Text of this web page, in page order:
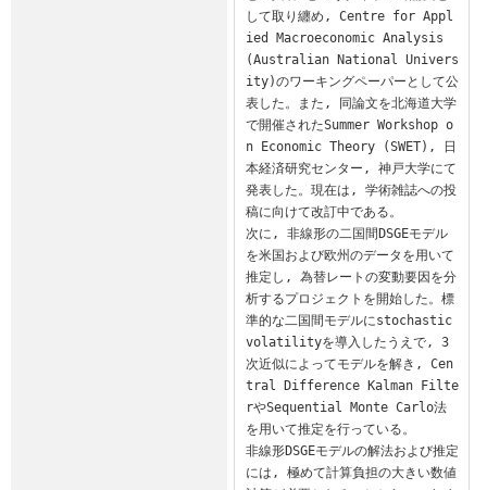
して取り纏め, Centre for Appl
ied Macroeconomic Analysis
(Australian National Univers
ity)のワーキングペーパーとして公
表した。また, 同論文を北海道大学
で開催されたSummer Workshop o
n Economic Theory (SWET), 日
本経済研究センター, 神戸大学にて
発表した。現在は, 学術雑誌への投
稿に向けて改訂中である。
次に, 非線形の二国間DSGEモデル
を米国および欧州のデータを用いて
推定し, 為替レートの変動要因を分
析するプロジェクトを開始した。標
準的な二国間モデルにstochastic
volatilityを導入したうえで, 3
次近似によってモデルを解き, Cen
tral Difference Kalman Filte
rやSequential Monte Carlo法
を用いて推定を行っている。
非線形DSGEモデルの解法および推定
には, 極めて計算負担の大きい数値